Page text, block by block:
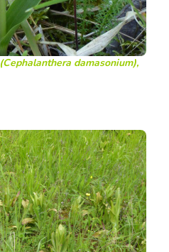
(Cephalanthera damasonium),